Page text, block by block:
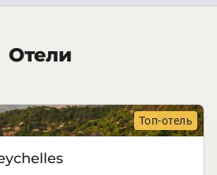
Отели
Топ-отель